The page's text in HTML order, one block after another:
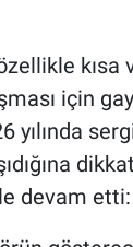
kısa
için
yılında
devam etti: